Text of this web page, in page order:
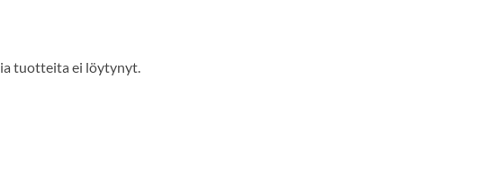
tuotteita ei löytynyt.